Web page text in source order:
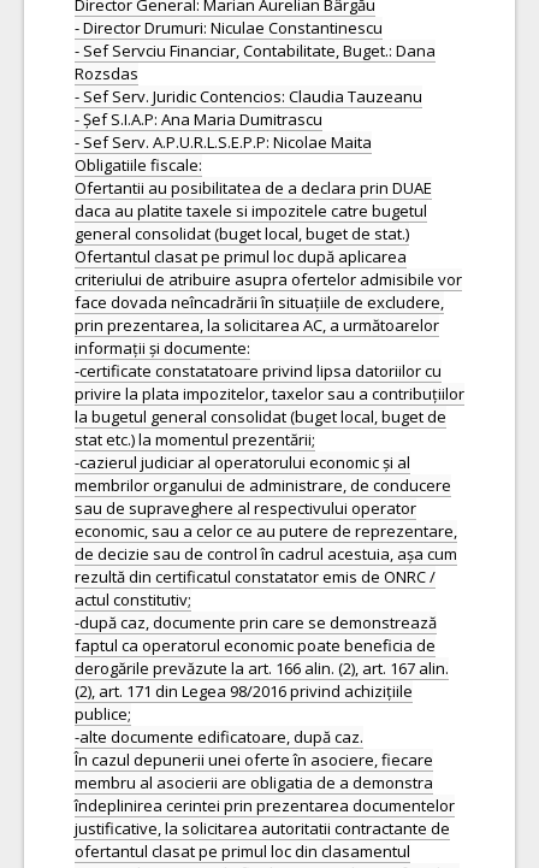
Director General: Marian Aurelian Bârgău
- Director Drumuri: Niculae Constantinescu
- Sef Servciu Financiar, Contabilitate, Buget.: Dana
Rozsdas
- Sef Serv. Juridic Contencios: Claudia Tauzeanu
- Șef S.I.A.P: Ana Maria Dumitrascu
- Sef Serv. A.P.U.R.L.S.E.P.P: Nicolae Maita
Obligatiile fiscale:
Ofertantii au posibilitatea de a declara prin DUAE
daca au platite taxele si impozitele catre bugetul
general consolidat (buget local, buget de stat.)
Ofertantul clasat pe primul loc după aplicarea
criteriului de atribuire asupra ofertelor admisibile vor
face dovada neîncadrării în situațiile de excludere,
prin prezentarea, la solicitarea AC, a următoarelor
informații și documente:
-certificate constatatoare privind lipsa datoriilor cu
privire la plata impozitelor, taxelor sau a contribuțiilor
la bugetul general consolidat (buget local, buget de
stat etc.) la momentul prezentării;
-cazierul judiciar al operatorului economic și al
membrilor organului de administrare, de conducere
sau de supraveghere al respectivului operator
economic, sau a celor ce au putere de reprezentare,
de decizie sau de control în cadrul acestuia, așa cum
rezultă din certificatul constatator emis de ONRC /
actul constitutiv;
-după caz, documente prin care se demonstrează
faptul ca operatorul economic poate beneficia de
derogările prevăzute la art. 166 alin. (2), art. 167 alin.
(2), art. 171 din Legea 98/2016 privind achizițiile
publice;
-alte documente edificatoare, după caz.
În cazul depunerii unei oferte în asociere, fiecare
membru al asocierii are obligatia de a demonstra
îndeplinirea cerintei prin prezentarea documentelor
justificative, la solicitarea autoritatii contractante de
ofertantul clasat pe primul loc din clasamentul